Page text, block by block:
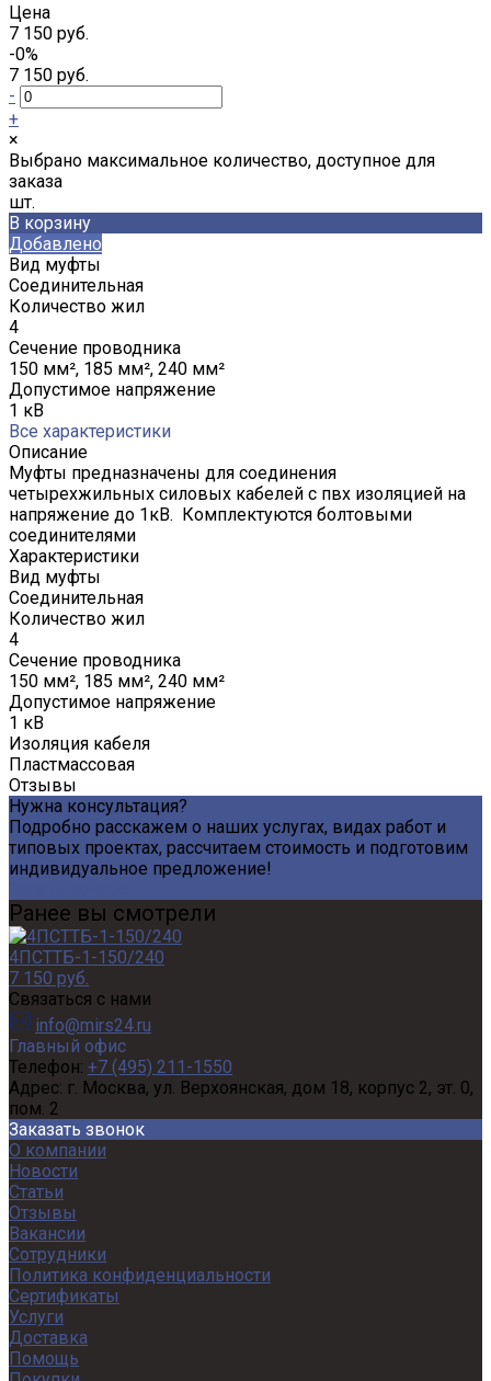
Цена
7 150 руб.
-0%
7 150 руб.
-
+
×
Выбрано максимальное количество, доступное для
заказа
шт.
В корзину
Добавлено
Вид муфты
Соединительная
Количество жил
4
Сечение проводника
150 мм², 185 мм², 240 мм²
Допустимое напряжение
1 кВ
Все характеристики
Описание
Муфты предназначены для соединения
четырехжильных силовых кабелей с пвх изоляцией на
напряжение до 1кВ. Комплектуются болтовыми
соединителями
Характеристики
Вид муфты
Соединительная
Количество жил
4
Сечение проводника
150 мм², 185 мм², 240 мм²
Допустимое напряжение
1 кВ
Изоляция кабеля
Пластмассовая
Отзывы
Нужна консультация?
Подробно расскажем о наших услугах, видах работ и
типовых проектах, рассчитаем стоимость и подготовим
индивидуальное предложение!
Ранее вы смотрели
4ПСТТБ-1-150/240
7 150 руб.
Связаться с нами
info@mirs24.ru
Главный офис
Телефон: +7 (495) 211-1550
Адрес: г. Москва, ул. Верхоянская, дом 18, корпус 2, эт. 0,
пом. 2
Заказать звонок
О компании
Новости
Статьи
Отзывы
Вакансии
Сотрудники
Политика конфиденциальности
Сертификаты
Услуги
Доставка
Помощь